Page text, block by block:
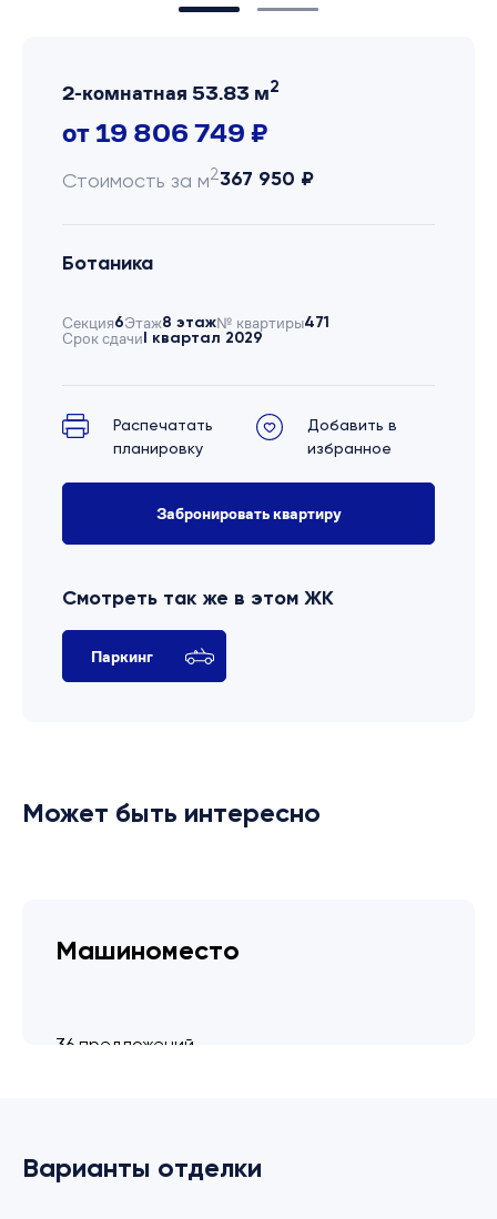
2-комнатная 53.83 м2
от 19 806 749 ₽
Стоимость за м2367 950 ₽
Ботаника
Секция6Этаж8 этаж№ квартиры471
Срок сдачиI квартал 2029
Распечатать
планировку
Добавить в
избранное
Забронировать квартиру
Смотреть так же в этом ЖК
Паркинг
Может быть интересно
Машиноместо
36 предложений
Варианты отделки